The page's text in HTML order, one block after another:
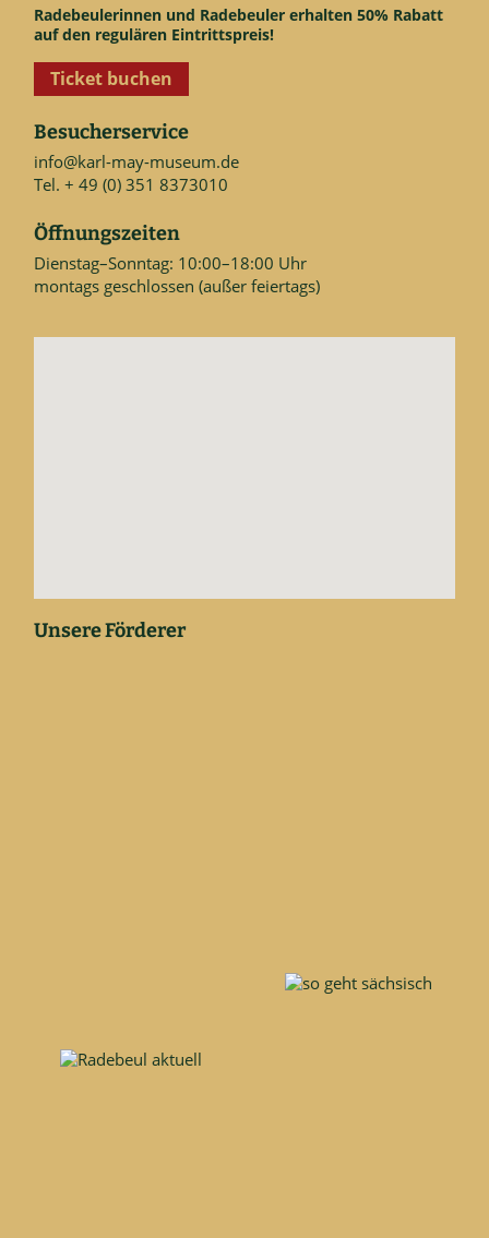
Radebeulerinnen und Radebeuler erhalten 50% Rabatt
auf den regulären Eintrittspreis!
Ticket buchen
Besucherservice
info@karl-may-museum.de
Tel. + 49 (0) 351 8373010
Öffnungszeiten
Dienstag–Sonntag: 10:00–18:00 Uhr
montags geschlossen (außer feiertags)
Unsere Förderer